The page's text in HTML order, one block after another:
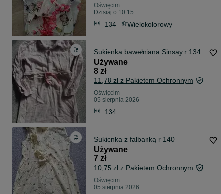
Oświęcim
Dzisiaj o 10:15
134 Wielokolorowy
Sukienka bawełniana Sinsay r 134
Używane
8 zł
11,78 zł z Pakietem Ochronnym
Oświęcim
05 sierpnia 2026
134
Sukienka z falbanką r 140
Używane
7 zł
10,75 zł z Pakietem Ochronnym
Oświęcim
05 sierpnia 2026